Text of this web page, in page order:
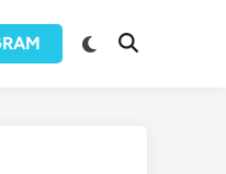
Switch
Open